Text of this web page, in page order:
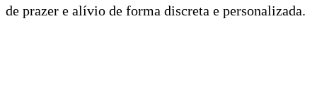
de prazer e alívio de forma discreta e personalizada.